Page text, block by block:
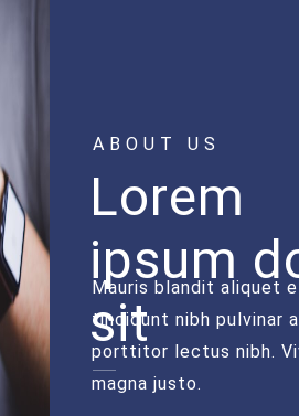
ABOUT US
Lorem
ipsum
sit
Mauris blandit aliquet
tincidunt nibh pulvinar
porttitor lectus nibh.
magna justo.